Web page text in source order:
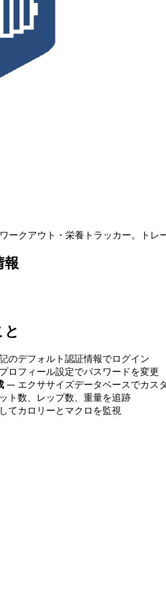
ークアウト・栄養トラッカー。トレ
報
のデフォルト認証情報でログイン
ロフィール設定でパスワードを変更
— エクササイズデータベースでカス
ト数、レップ数、重量を追跡
てカロリーとマクロを監視